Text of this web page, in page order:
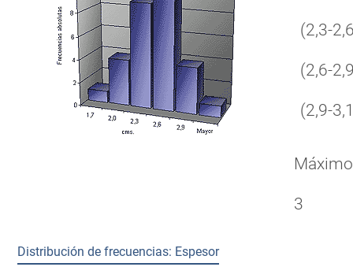
(2,3-
(2,6-
(2,9-
Máximo
3
Distribución de frecuencias: Espesor